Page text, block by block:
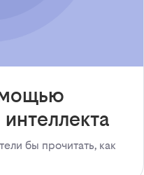
бы прочитать, как